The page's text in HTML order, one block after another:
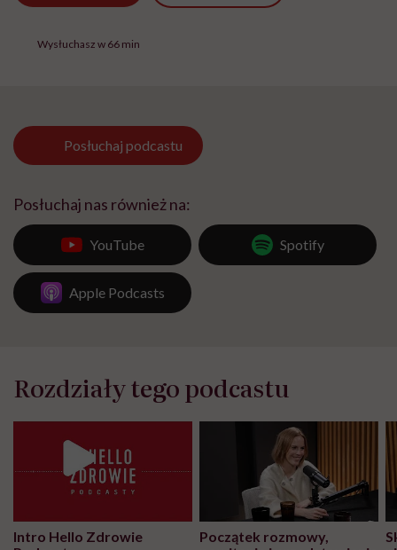
Wysłuchasz w 66 min
Posłuchaj podcastu
Posłuchaj nas również na:
YouTube Spotify
Apple Podcasts
Rozdziały tego podcastu
Intro Hello Zdrowie
Początek rozmowy,